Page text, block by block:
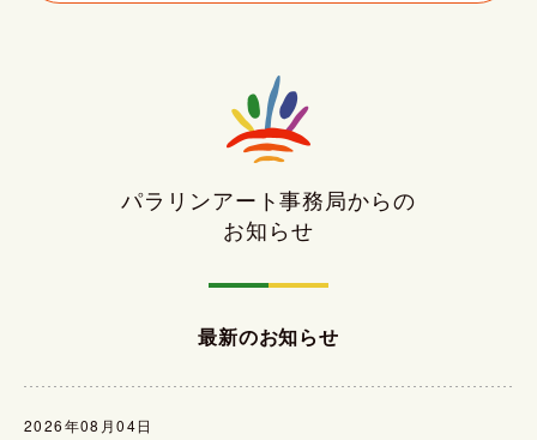
パラリンアート事務局からの
お知らせ
最新のお知らせ
2026年08月04日